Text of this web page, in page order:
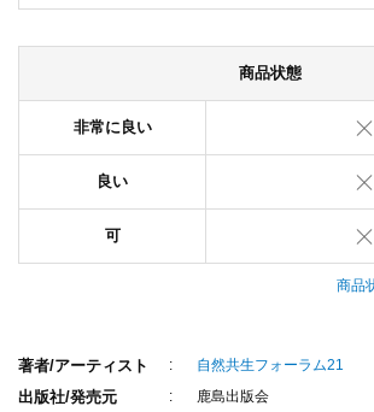
商品状態
非常に良い
良い
可
商品
著者/アーティスト 自然共生フォーラム21
出版社/発売元 鹿島出版会